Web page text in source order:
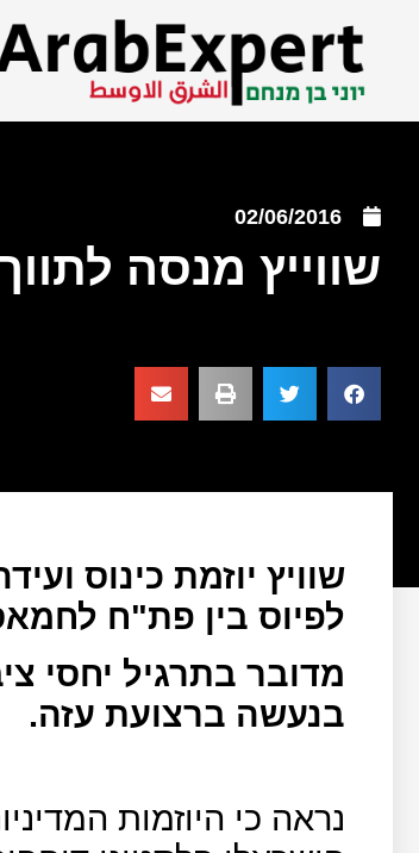
02/06/2016
שווייץ מנסה
שוויץ יוזמת כינוס
לפיוס בין פת"ח
מדובר בתרגיל יחסי
בנעשה ברצועת עזה.
נראה כי היוזמות